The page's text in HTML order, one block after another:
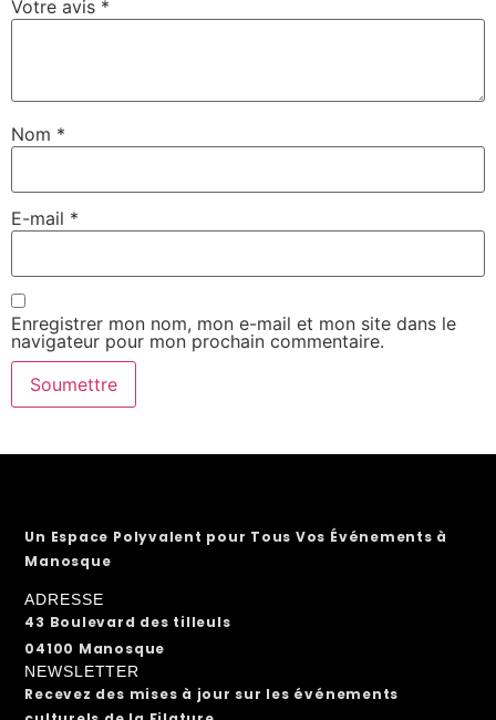
Votre avis *
Nom *
E-mail *
Enregistrer mon nom, mon e-mail et mon site dans le
navigateur pour mon prochain commentaire.
Un Espace Polyvalent pour Tous Vos Événements à
Manosque
ADRESSE
43 Boulevard des tilleuls
04100 Manosque
NEWSLETTER
Recevez des mises à jour sur les événements